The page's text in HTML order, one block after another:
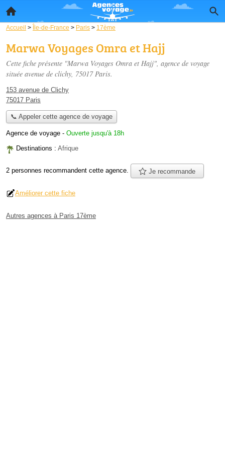
Accueil > Île-de-France > Paris > 17ème
Marwa Voyages Omra et Hajj
Cette fiche présente "Marwa Voyages Omra et Hajj", agence de voyage
située avenue de clichy, 75017 Paris.
153 avenue de Clichy
75017 Paris
📞 Appeler cette agence de voyage
Agence de voyage - Ouverte jusqu'à 18h
Destinations : Afrique
2 personnes recommandent cette agence. Je recommande
Améliorer cette fiche
Autres agences à Paris 17ème